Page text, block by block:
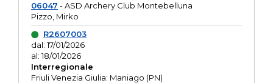
06047 - ASD Archery Club Montebelluna
Pizzo, Mirko
R2607003
dal: 17/01/2026
al: 18/01/2026
Interregionale
Friuli Venezia Giulia: Maniago (PN)